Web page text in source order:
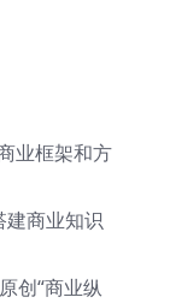
业框架和方
商业知识
创“商业纵